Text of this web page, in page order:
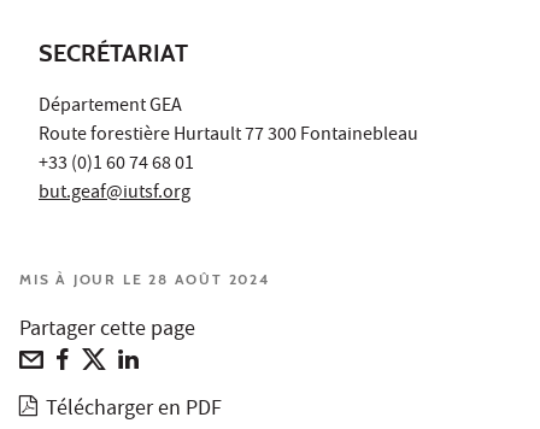
SECRÉTARIAT
Département GEA
Route forestière Hurtault 77 300 Fontainebleau
+33 (0)1 60 74 68 01
but.geaf@iutsf.org
MIS À JOUR LE 28 AOÛT 2024
Partager cette page
Télécharger en PDF